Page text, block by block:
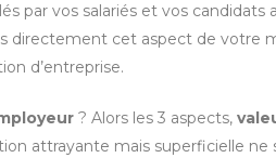
par vos salariés et vos
directement cet aspect de votre
d’entreprise.
? Alors les 3 aspects,
attrayante mais superficielle ne